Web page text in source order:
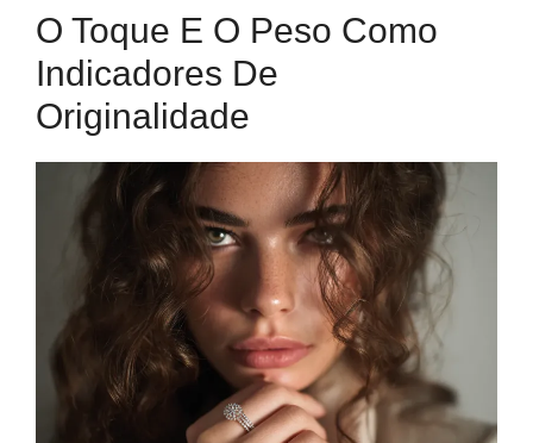
O Toque E O Peso Como
Indicadores De
Originalidade